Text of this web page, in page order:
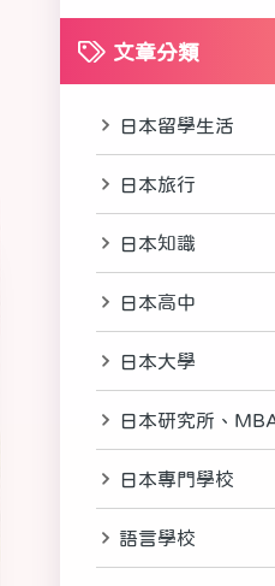
文章分類
日本留學生活
日本旅行
日本知識
日本高中
日本大學
日本研究所、
日本專門學校
語言學校